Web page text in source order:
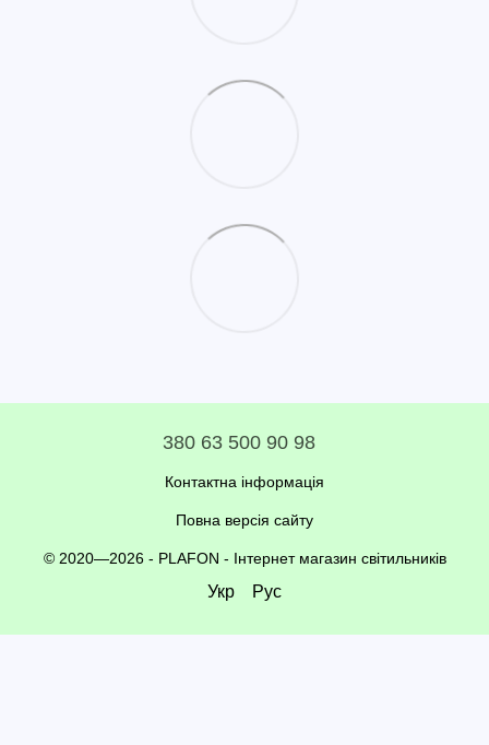
380 63 500 90 98
Контактна інформація
Повна версія сайту
© 2020—2026 - PLAFON - Інтернет магазин світильників
Укр Рус